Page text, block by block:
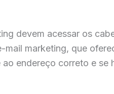
devem acessar os
marketing, que
endereço correto e se